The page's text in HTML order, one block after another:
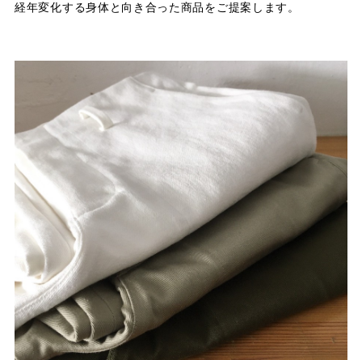
経年変化する身体と向き合った商品をご提案します。